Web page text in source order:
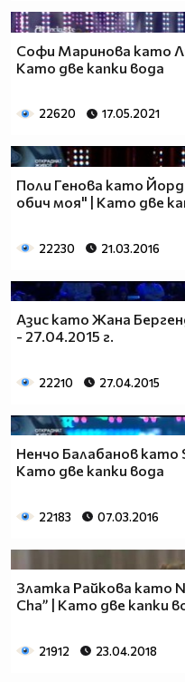
Софи Маринова като
Като две капки вода
22620 17.05.2021
Поли Генова като
обич моя" | Като две
22230 21.03.2016
Азис като Жана
- 27.04.2015 г.
22210 27.04.2015
Ненчо Балабанов като
Като две капки вода
22183 07.03.2016
Златка Райкова като
Cha” | Като две капки
21912 23.04.2018